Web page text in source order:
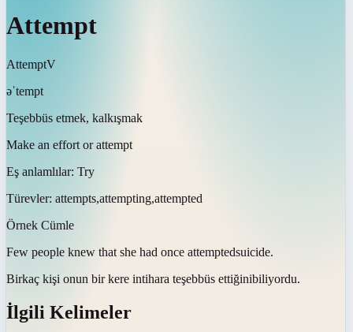
Attempt
AttemptV
əˈtempt
Teşebbüs etmek, kalkışmak
Make an effort or attempt
Eş anlamlılar: Try
Türevler: attempts,attempting,attempted
Örnek Cümle
Few people knew that she had once attemptedsuicide.
Birkaç kişi onun bir kere intihara teşebbüs ettiğinibiliyordu.
İlgili Kelimeler